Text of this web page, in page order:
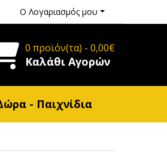
Ο Λογαριασμός μου
Καλάθι Αγορών
0 προϊόν(τα) - 0,00€
- Παιχνίδια